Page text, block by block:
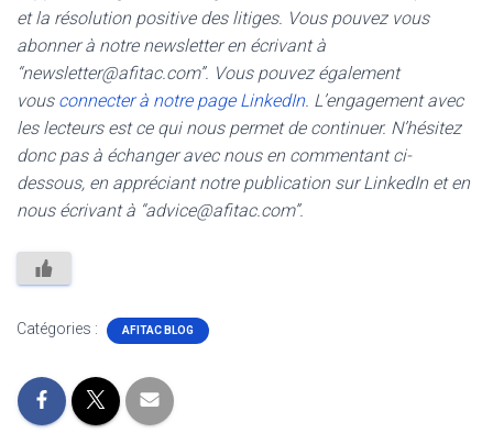
et la résolution positive des litiges. Vous pouvez vous
abonner à notre newsletter en écrivant à
“newsletter@afitac.com”. Vous pouvez également
vous connecter à notre page LinkedIn. L’engagement avec
les lecteurs est ce qui nous permet de continuer. N’hésitez
donc pas à échanger avec nous en commentant ci-
dessous, en appréciant notre publication sur LinkedIn et en
nous écrivant à “advice@afitac.com”.
Catégories : AFITAC BLOG